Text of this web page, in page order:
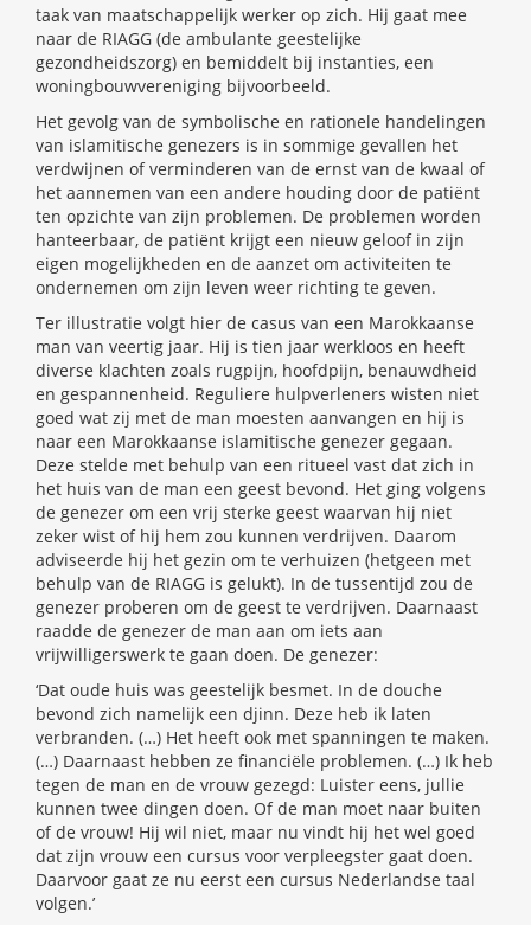
taak van maatschappelijk werker op zich. Hij gaat mee
naar de RIAGG (de ambulante geestelijke
gezondheidszorg) en bemiddelt bij instanties, een
woningbouwvereniging bijvoorbeeld.
Het gevolg van de symbolische en rationele handelingen
van islamitische genezers is in sommige gevallen het
verdwijnen of verminderen van de ernst van de kwaal of
het aannemen van een andere houding door de patiënt
ten opzichte van zijn problemen. De problemen worden
hanteerbaar, de patiënt krijgt een nieuw geloof in zijn
eigen mogelijkheden en de aanzet om activiteiten te
ondernemen om zijn leven weer richting te geven.
Ter illustratie volgt hier de casus van een Marokkaanse
man van veertig jaar. Hij is tien jaar werkloos en heeft
diverse klachten zoals rugpijn, hoofdpijn, benauwdheid
en gespannenheid. Reguliere hulpverleners wisten niet
goed wat zij met de man moesten aanvangen en hij is
naar een Marokkaanse islamitische genezer gegaan.
Deze stelde met behulp van een ritueel vast dat zich in
het huis van de man een geest bevond. Het ging volgens
de genezer om een vrij sterke geest waarvan hij niet
zeker wist of hij hem zou kunnen verdrijven. Daarom
adviseerde hij het gezin om te verhuizen (hetgeen met
behulp van de RIAGG is gelukt). In de tussentijd zou de
genezer proberen om de geest te verdrijven. Daarnaast
raadde de genezer de man aan om iets aan
vrijwilligerswerk te gaan doen. De genezer:
‘Dat oude huis was geestelijk besmet. In de douche
bevond zich namelijk een djinn. Deze heb ik laten
verbranden. (…) Het heeft ook met spanningen te maken.
(…) Daarnaast hebben ze financiële problemen. (…) Ik heb
tegen de man en de vrouw gezegd: Luister eens, jullie
kunnen twee dingen doen. Of de man moet naar buiten
of de vrouw! Hij wil niet, maar nu vindt hij het wel goed
dat zijn vrouw een cursus voor verpleegster gaat doen.
Daarvoor gaat ze nu eerst een cursus Nederlandse taal
volgen.’